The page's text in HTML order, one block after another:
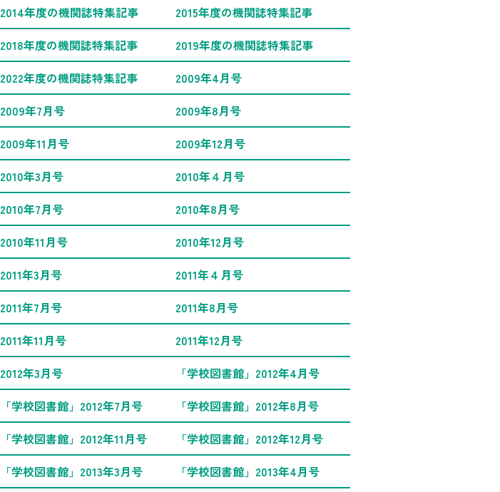
2014年度の機関誌特集記事
2015年度の機関誌特集記事
2018年度の機関誌特集記事
2019年度の機関誌特集記事
2022年度の機関誌特集記事
2009年4月号
2009年7月号
2009年8月号
2009年11月号
2009年12月号
2010年3月号
2010年４月号
2010年7月号
2010年8月号
2010年11月号
2010年12月号
2011年3月号
2011年４月号
2011年7月号
2011年8月号
2011年11月号
2011年12月号
2012年3月号
「学校図書館」2012年4月号
「学校図書館」2012年7月号
「学校図書館」2012年8月号
「学校図書館」2012年11月号
「学校図書館」2012年12月号
「学校図書館」2013年3月号
「学校図書館」2013年4月号